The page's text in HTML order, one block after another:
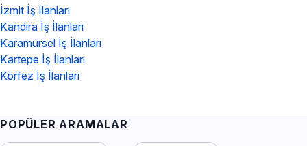
İzmit İş İlanları
Kandıra İş İlanları
Karamürsel İş İlanları
Kartepe İş İlanları
Körfez İş İlanları
POPÜLER ARAMALAR